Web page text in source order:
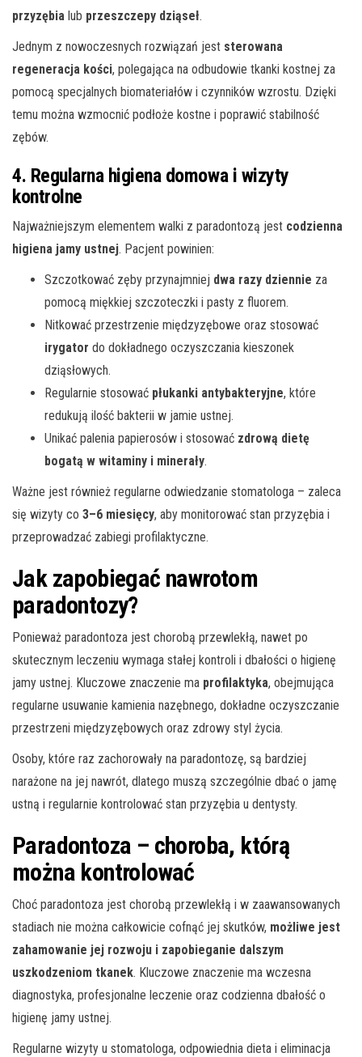
przyzębia lub przeszczepy dziąseł.
Jednym z nowoczesnych rozwiązań jest sterowana
regeneracja kości, polegająca na odbudowie tkanki kostnej za
pomocą specjalnych biomateriałów i czynników wzrostu. Dzięki
temu można wzmocnić podłoże kostne i poprawić stabilność
zębów.
4. Regularna higiena domowa i wizyty
kontrolne
Najważniejszym elementem walki z paradontozą jest codzienna
higiena jamy ustnej. Pacjent powinien:
Szczotkować zęby przynajmniej dwa razy dziennie za
pomocą miękkiej szczoteczki i pasty z fluorem.
Nitkować przestrzenie międzyzębowe oraz stosować
irygator do dokładnego oczyszczania kieszonek
dziąsłowych.
Regularnie stosować płukanki antybakteryjne, które
redukują ilość bakterii w jamie ustnej.
Unikać palenia papierosów i stosować zdrową dietę
bogatą w witaminy i minerały.
Ważne jest również regularne odwiedzanie stomatologa – zaleca
się wizyty co 3–6 miesięcy, aby monitorować stan przyzębia i
przeprowadzać zabiegi profilaktyczne.
Jak zapobiegać nawrotom
paradontozy?
Ponieważ paradontoza jest chorobą przewlekłą, nawet po
skutecznym leczeniu wymaga stałej kontroli i dbałości o higienę
jamy ustnej. Kluczowe znaczenie ma profilaktyka, obejmująca
regularne usuwanie kamienia nazębnego, dokładne oczyszczanie
przestrzeni międzyzębowych oraz zdrowy styl życia.
Osoby, które raz zachorowały na paradontozę, są bardziej
narażone na jej nawrót, dlatego muszą szczególnie dbać o jamę
ustną i regularnie kontrolować stan przyzębia u dentysty.
Paradontoza – choroba, którą
można kontrolować
Choć paradontoza jest chorobą przewlekłą i w zaawansowanych
stadiach nie można całkowicie cofnąć jej skutków, możliwe jest
zahamowanie jej rozwoju i zapobieganie dalszym
uszkodzeniom tkanek. Kluczowe znaczenie ma wczesna
diagnostyka, profesjonalne leczenie oraz codzienna dbałość o
higienę jamy ustnej.
Regularne wizyty u stomatologa, odpowiednia dieta i eliminacja